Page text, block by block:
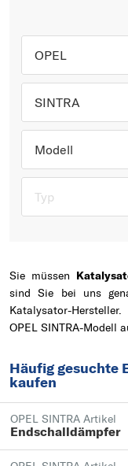
Typ wählen
OPEL
SINTRA
Modell
Typ
Sie müssen
sind Sie bei uns
Katalysator-
OPEL SINTRA-Modell
Häufig gesuchte
kaufen
OPEL SINTRA Artikel
Endschalldämpfer